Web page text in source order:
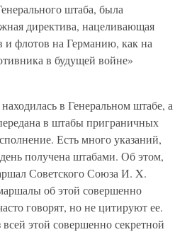
штаба, была
директива, нацеливающая
флотов на Германию, как на
в будущей войне»
в Генеральном штабе, а
в штабы приграничных
Есть много указаний,
получена штабами. Об этом,
Советского Союза И. X.
об этой совершенно
говорят, но не цитируют ее.
всей этой совершенно секретной